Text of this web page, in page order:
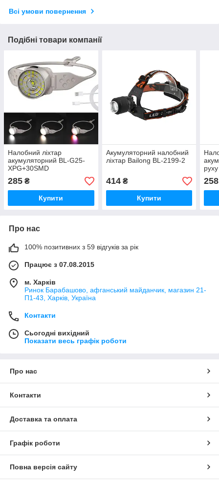
Всі умови повернення
Подібні товари компанії
Налобний ліхтар
акумуляторний BL-G25-
XPG+30SMD
285 ₴
Купити
Акумуляторний налобний
ліхтар Bailong BL-2199-2
414₴
Купити
258
Про нас
100% позитивних з 59 відгуків за рік
Працює з 07.08.2015
м. Харків
Ринок Барабашово, афганський майданчик, магазин 21-
П1-43, Харків, Україна
Контакти
Сьогодні вихідний
Показати весь графік роботи
Про нас
Контакти
Доставка та оплата
Графік роботи
Повна версія сайту